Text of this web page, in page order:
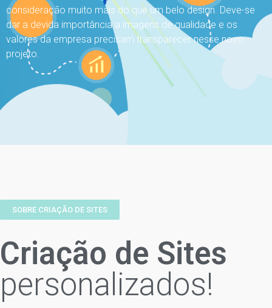
consideração muito mais do que um belo design. Deve-se
dar a devida importância a imagens de qualidade e os
valores da empresa precisam transparecer nesse novo
projeto.
SOBRE CRIAÇÃO DE SITES
Criação de Sites
personalizados!